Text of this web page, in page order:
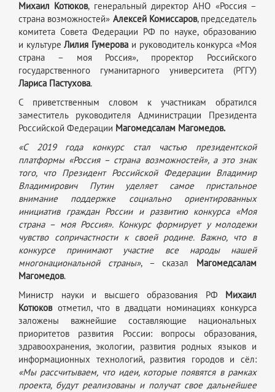
Михаил Котюков, генеральный директор АНО «Россия –
страна возможностей» Алексей Комиссаров, председатель
комитета Совета Федерации РФ по науке, образованию
и культуреЛилия Гумерова и руководитель конкурса «Моя
страна – моя Россия», проректор Российского
государственного гуманитарного университета (РГГУ)
Лариса Пастухова.
С приветственным словом к участникам обратился
заместитель руководителя Администрации Президента
Российской Федерации Магомедсалам Магомедов.
«С 2019 года конкурс стал частью президентской
платформы «Россия – страна возможностей», а это знак
того, что Президент Российской Федерации Владимир
Владимирович Путин уделяет самое пристальное
внимание поддержке социально ориентированных
инициатив граждан России и развитию конкурса «Моя
страна – моя Россия». Конкурс формирует у молодежи
чувство сопричастности к своей родине. Важно, что в
конкурсе принимают участие все народы нашей
многонациональной страны», – сказал
Магомедсалам
Магомедов.
Министр науки и высшего образования РФ
Михаил
Котюков отметил, что в двадцати номинациях конкурса
заложены важнейшие составляющие национальных
приоритетов развития России: вопросы образования,
здравоохранения, экологии, развития родных языков и
информационных технологий, развития городов и сёл:
«Мы рассчитываем, что идеи, которые появятся в рамках
проекта, будут реализованы и получат свое дальнейшее